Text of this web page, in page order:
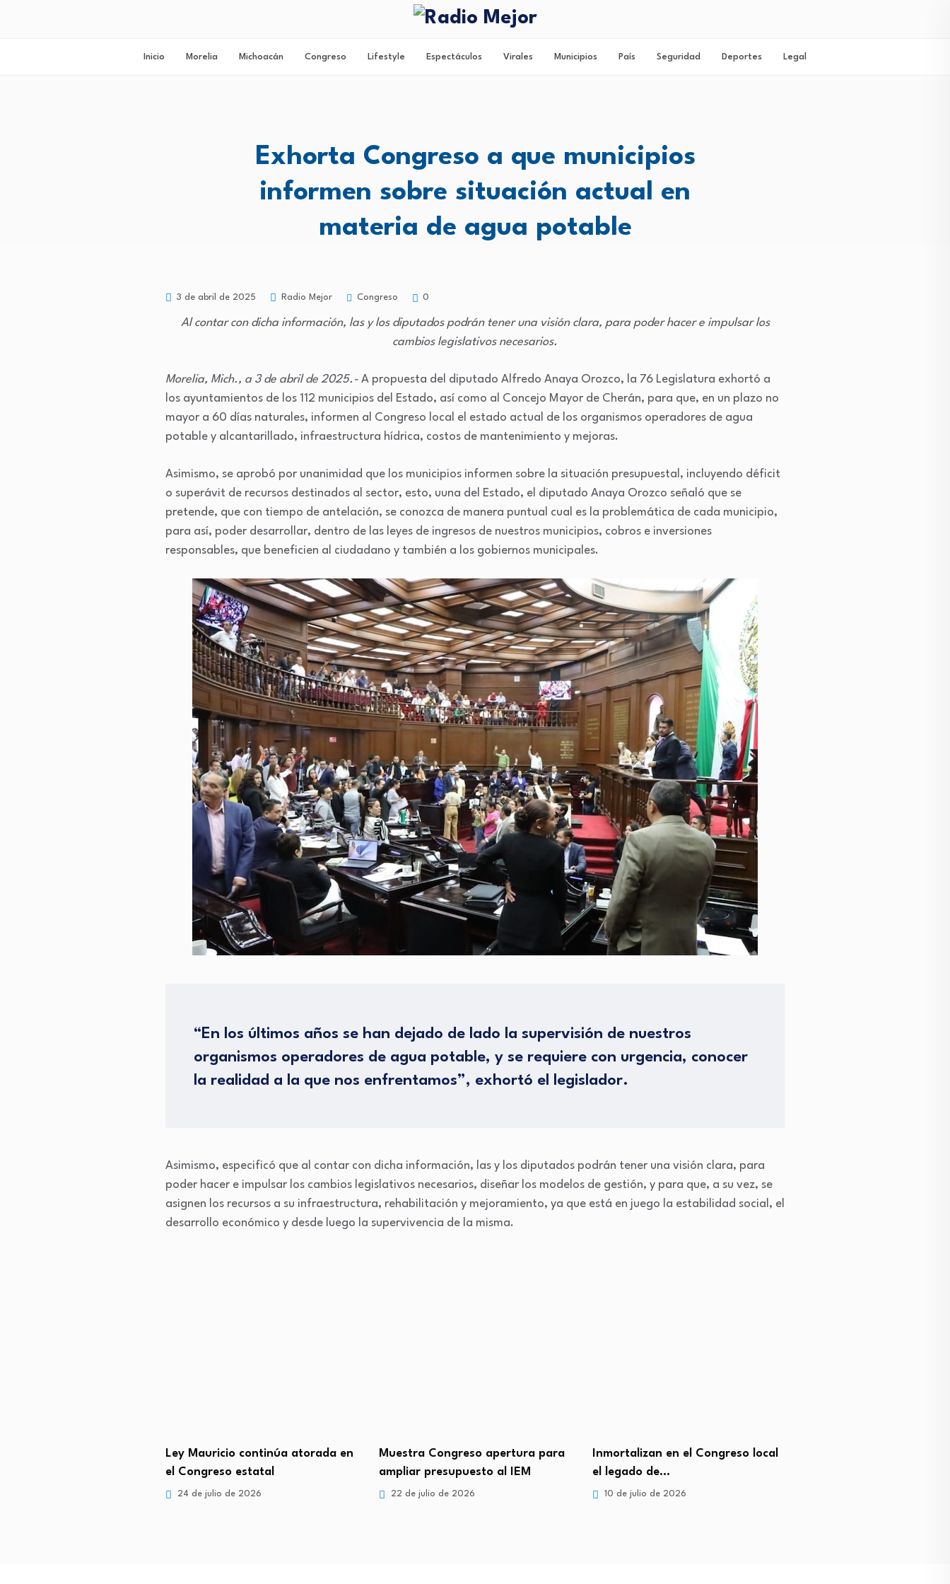
Inicio Morelia Michoacán Congreso Lifestyle Espectáculos Virales Municipios País Seguridad Deportes Legal
Exhorta Congreso a que municipios
informen sobre situación actual en
materia de agua potable
3 de abril de 2025 Radio Mejor Congreso 0
Al contar con dicha información, las y los diputados podrán tener una visión clara, para poder hacer e impulsar los
cambios legislativos necesarios.
Morelia, Mich., a 3 de abril de 2025.- A propuesta del diputado Alfredo Anaya Orozco, la 76 Legislatura exhortó a
los ayuntamientos de los 112 municipios del Estado, así como al Concejo Mayor de Cherán, para que, en un plazo no
mayor a 60 días naturales, informen al Congreso local el estado actual de los organismos operadores de agua
potable y alcantarillado, infraestructura hídrica, costos de mantenimiento y mejoras.
Asimismo, se aprobó por unanimidad que los municipios informen sobre la situación presupuestal, incluyendo déficit
o superávit de recursos destinados al sector, esto, uuna del Estado, el diputado Anaya Orozco señaló que se
pretende, que con tiempo de antelación, se conozca de manera puntual cual es la problemática de cada municipio,
para así, poder desarrollar, dentro de las leyes de ingresos de nuestros municipios, cobros e inversiones
responsables, que beneficien al ciudadano y también a los gobiernos municipales.
“En los últimos años se han dejado de lado la supervisión de nuestros
organismos operadores de agua potable, y se requiere con urgencia, conocer
la realidad a la que nos enfrentamos”, exhortó el legislador.
Asimismo, especificó que al contar con dicha información, las y los diputados podrán tener una visión clara, para
poder hacer e impulsar los cambios legislativos necesarios, diseñar los modelos de gestión, y para que, a su vez, se
asignen los recursos a su infraestructura, rehabilitación y mejoramiento, ya que está en juego la estabilidad social, el
desarrollo económico y desde luego la supervivencia de la misma.
Ley Mauricio continúa atorada en
el Congreso estatal
24 de julio de 2026
Muestra Congreso apertura para
ampliar presupuesto al IEM
22 de julio de 2026
Inmortalizan en el Congreso local
el legado de…
10 de julio de 2026